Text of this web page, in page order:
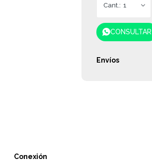
1
CONSULTAR
Envíos
Conexión